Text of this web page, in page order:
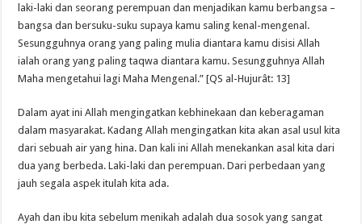
laki-laki dan seorang perempuan dan menjadikan kamu berbangsa –
bangsa dan bersuku-suku supaya kamu saling kenal-mengenal.
Sesungguhnya orang yang paling mulia diantara kamu disisi Allah
ialah orang yang paling taqwa diantara kamu. Sesungguhnya Allah
Maha mengetahui lagi Maha Mengenal.” [QS al-Hujurât: 13]
Dalam ayat ini Allah mengingatkan kebhinekaan dan keberagaman
dalam masyarakat. Kadang Allah mengingatkan kita akan asal usul kita
dari sebuah air yang hina. Dan kali ini Allah menekankan asal kita dari
dua yang berbeda. Laki-laki dan perempuan. Dari perbedaan yang
jauh segala aspek itulah kita ada.
Ayah dan ibu kita sebelum menikah adalah dua sosok yang sangat